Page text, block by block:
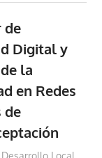
de
Digital y
la
en Redes
de
Desarrollo Local,